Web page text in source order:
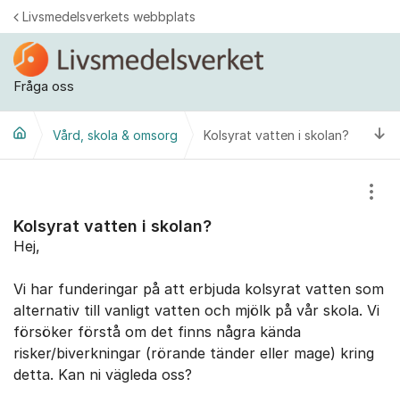
Hoppa till innehåll
Fråga oss
Livsmedelsverkets webbplats
Vård, skola & omsorg Kolsyrat vatten i skolan?
Kolsyrat vatten i skolan?
Hej,
Vi har funderingar på att erbjuda kolsyrat vatten som
alternativ till vanligt vatten och mjölk på vår skola. Vi
försöker förstå om det finns några kända
risker/biverkningar (rörande tänder eller mage) kring
detta. Kan ni vägleda oss?